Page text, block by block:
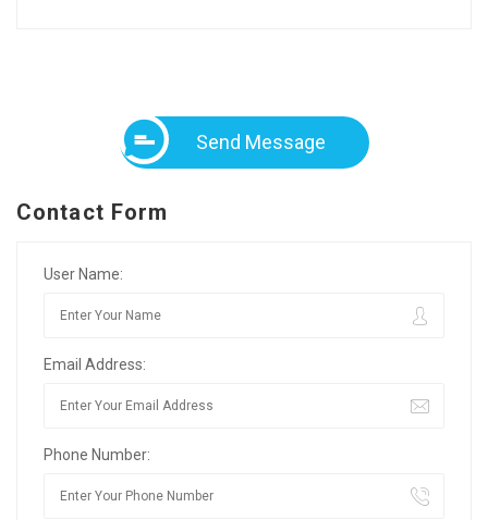
Send Message
Contact Form
User Name:
Email Address:
Phone Number: